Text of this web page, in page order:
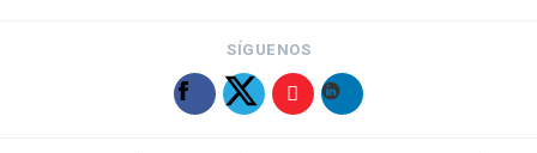
SÍGUENOS